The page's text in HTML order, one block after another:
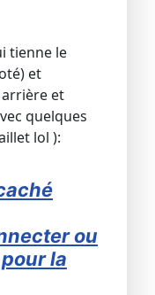
tienne le
et
et
quelques
lol ):
ou
la